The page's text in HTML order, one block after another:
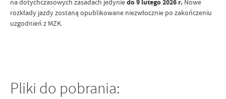
na dotychczasowych zasadach jedyniedo 9 lutego 2026 r. Nowe
rozkłady jazdy zostaną opublikowane niezwłocznie po zakończeniu
uzgodnień z MZK.
Pliki do pobrania: